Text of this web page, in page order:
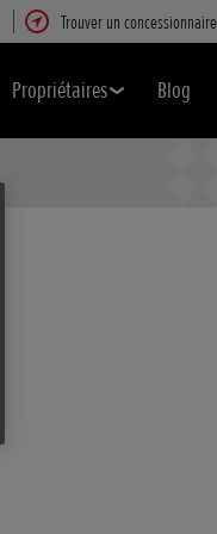
Trouver un concessionnaire
Propriétaires Blog